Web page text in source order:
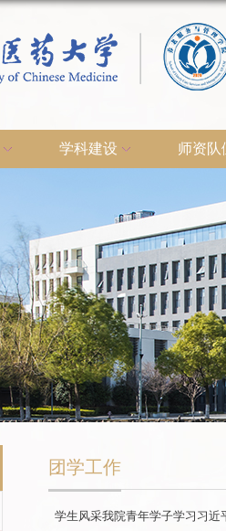
学科建设 师资队
团学工作
学生风采我院青年学子学习习